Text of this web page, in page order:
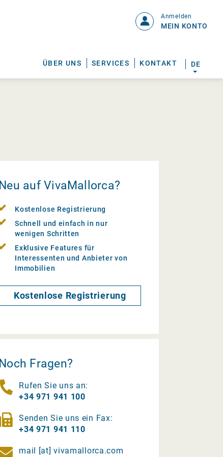
ÜBER UNS SERVICES KONTAKT
Anmelden
MEIN KONTO
DE
Neu auf VivaMallorca?
Kostenlose Registrierung
Schnell und einfach in nur
wenigen Schritten
Exklusive Features für
Interessenten und Anbieter von
Immobilien
Kostenlose Registrierung
Noch Fragen?
Rufen Sie uns an:
+34 971 941 100
Senden Sie uns ein Fax:
+34 971 941 110
mail [at] vivamallorca.com